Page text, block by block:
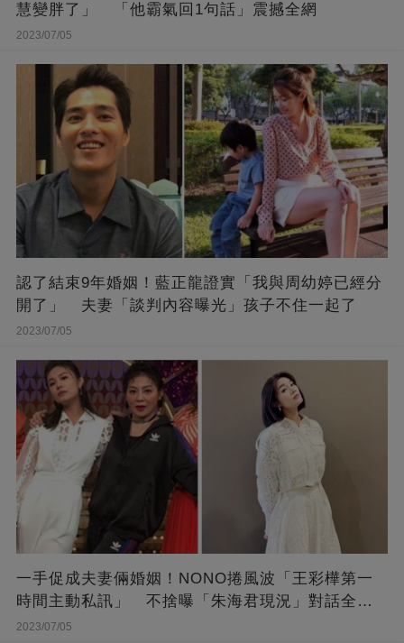
慧變胖了」 「他霸氣回1句話」震撼全網
2023/07/05
認了結束9年婚姻！藍正龍證實「我與周幼婷已經分
開了」 夫妻「談判內容曝光」孩子不住一起了
2023/07/05
一手促成夫妻倆婚姻！NONO捲風波「王彩樺第一
時間主動私訊」 不捨曝「朱海君現況」對話全公
開
2023/07/05